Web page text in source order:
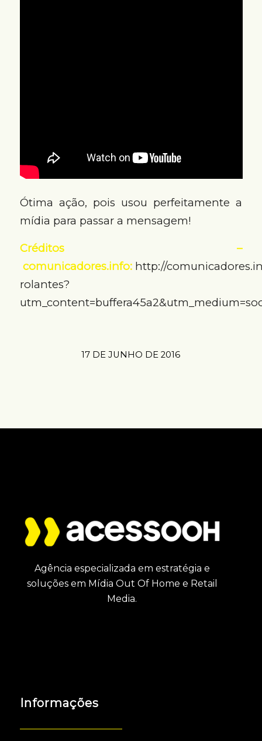
Ótima ação, pois usou perfeitamente a
mídia para passar a mensagem!
Créditos –
comunicadores.info:http://
rolantes?
17 DE JUNHO DE 2016
Agência especializada em estratégia e
soluções em Mídia Out Of Home e Retail
Media.
Informações